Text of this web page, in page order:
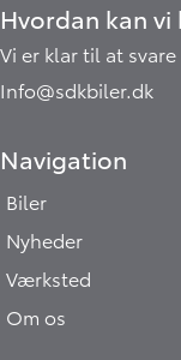
Hvordan kan
Vi er klar til at
Info@sdkbiler.dk
Navigation
Biler
Nyheder
Værksted
Om os